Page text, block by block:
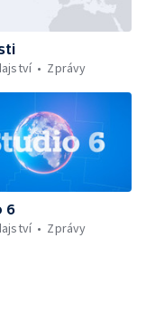
Zprávy
6
Zprávy